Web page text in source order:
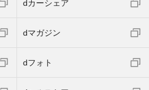
dカーシェア
dマガジン
dフォト